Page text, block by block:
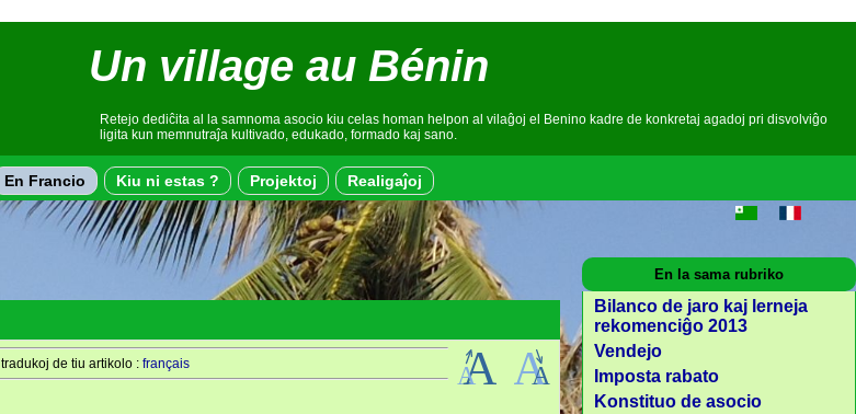
Un village au Bénin
Retejo dediĉita al la samnoma asocio kiu celas homan helpon al vilaĝoj el Benino kadre de konkretaj agadoj pri disvolviĝo
ligita kun memnutraĵa kultivado, edukado, formado kaj sano.
En Francio Kiu ni estas ? Projektoj Realigaĵoj
tradukoj de tiu artikolo :français
En la sama rubriko
Bilanco de jaro kaj lerneja
rekomenciĝo 2013
Vendejo
Imposta rabato
Konstituo de asocio